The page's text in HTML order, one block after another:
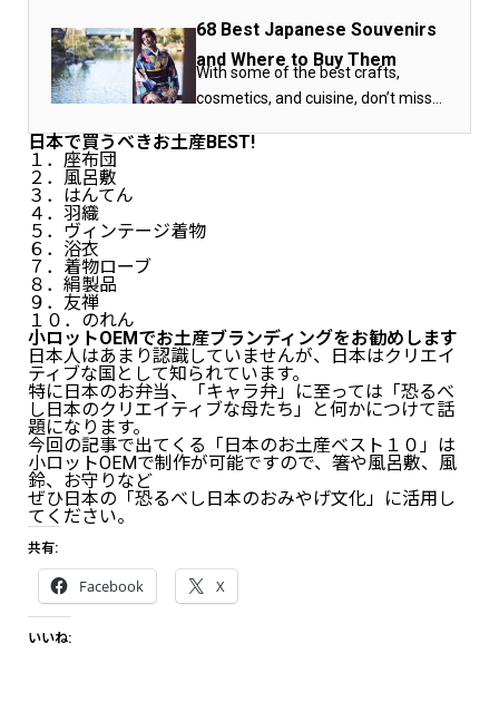
68 Best Japanese Souvenirs
and Where to Buy Them
With some of the best crafts,
cosmetics, and cuisine, don’t miss
things to buy in Japan.
日本で買うべきお土産BEST!
１．座布団
２．風呂敷
３．はんてん
４．羽織
５．ヴィンテージ着物
６．浴衣
７．着物ローブ
８．絹製品
９．友禅
１０．のれん
小ロットOEMでお土産ブランディングをお勧めします
日本人はあまり認識していませんが、日本はクリエイ
ティブな国として知られています。
特に日本のお弁当、「キャラ弁」に至っては「恐るべ
し日本のクリエイティブな母たち」と何かにつけて話
題になります。
今回の記事で出てくる「日本のお土産ベスト１０」は
小ロットOEMで制作が可能ですので、箸や風呂敷、風
鈴、お守りなど
ぜひ日本の「恐るべし日本のおみやげ文化」に活用し
てください。
共有:
Facebook X
いいね: